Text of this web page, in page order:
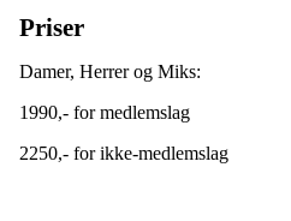
Priser
Damer, Herrer og Miks:
1990,- for medlemslag
2250,- for ikke-medlemslag